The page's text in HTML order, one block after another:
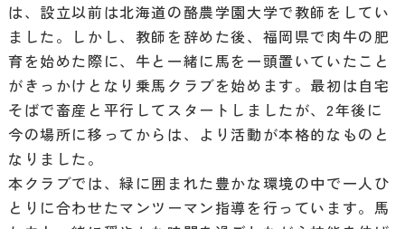
は、設立以前は北海道の酪農学園大学で教師をしてい
ました。しかし、教師を辞めた後、福岡県で肉牛の肥
育を始めた際に、牛と一緒に馬を一頭置いていたこと
がきっかけとなり乗馬クラブを始めます。最初は自宅
そばで畜産と平行してスタートしましたが、2年後に
今の場所に移ってからは、より活動が本格的なものと
なりました。
本クラブでは、緑に囲まれた豊かな環境の中で一人ひ
とりに合わせたマンツーマン指導を行っています。馬